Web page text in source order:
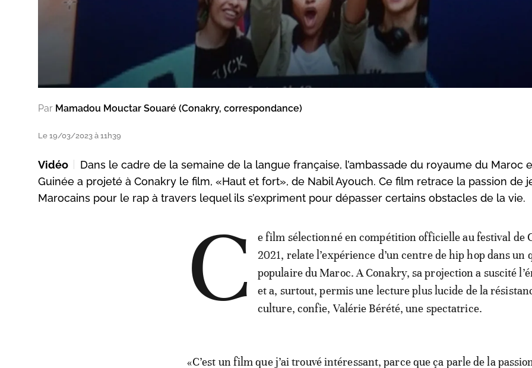
Par Mamadou Mouctar Souaré (Conakry, correspondance)
Le 19/03/2023 à 11h39
Vidéo
Dans le cadre de la semaine de la langue française, l’ambassade du royaume du Maroc
Guinée a projeté à Conakry le film, «Haut et fort», de Nabil Ayouch. Ce film retrace la passion de
Marocains pour le rap à travers lequel ils s’expriment pour dépasser certains obstacles de la vie.
C
e film sélectionné en compétition officielle au festival de
2021, relate l’expérience d’un centre de hip hop dans un
populaire du Maroc. A Conakry, sa projection a suscité
et a, surtout, permis une lecture plus lucide de la
culture, confie, Valérie Bérété, une spectatrice.
«C’est un film que j’ai trouvé intéressant, parce que ça parle de la